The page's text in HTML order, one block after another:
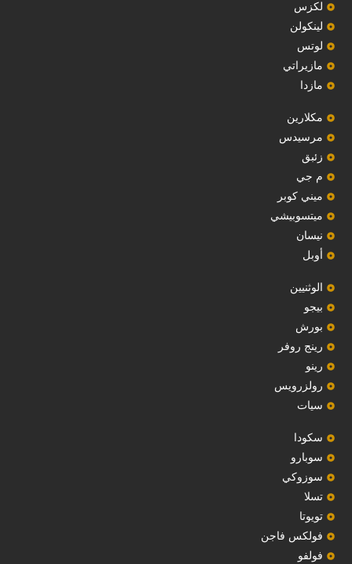
لكزس
لينكولن
‏لوتس‏
مازيراتي
مازدا
مكلارين
مرسيدس
‏زئبق‏
م جي
ميني كوبر
ميتسوبيشي
نيسان
أوبل
‏الوثنيين‏
بيجو
بورش
رينج روفر
رينو
رولزرويس
سيات
سكودا
‏سوبارو‏
سوزوكي
تسلا
تويوتا
فولكس فاجن
فولفو